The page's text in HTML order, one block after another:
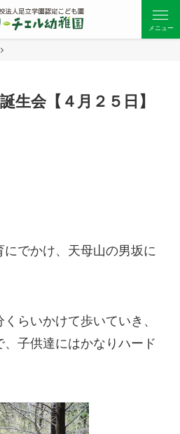
メニュー
生会【４月２５日】
でかけ、天母山の男坂に
らいかけて歩いていき、
子供達にはかなりハード